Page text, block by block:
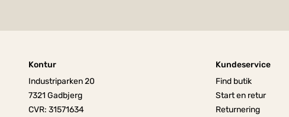
Kontur
Industriparken 20
7321 Gadbjerg
CVR: 31571634
Kundeservice
Find butik
Start en retur
Returnering